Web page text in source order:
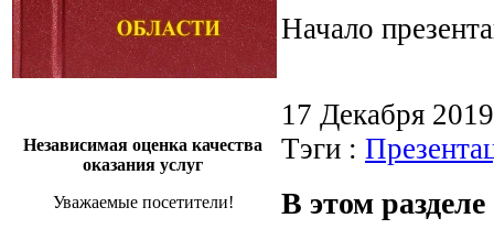
Независимая оценка качества
оказания услуг
Уважаемые посетители!
Начало
17 Декабря
Тэги :
В этом разделе